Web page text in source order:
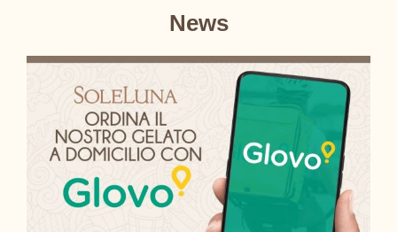
v
g
a
t
i
o
n
News